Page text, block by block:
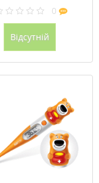
0
Відсутній